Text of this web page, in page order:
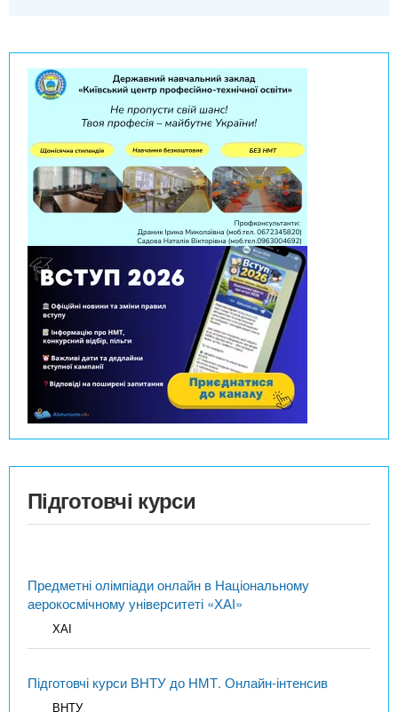
Підготовчі курси
Предметні олімпіади онлайн в Національному
аерокосмічному університеті «ХАІ»
ХАІ
Підготовчі курси ВНТУ до НМТ. Онлайн-інтенсив
ВНТУ